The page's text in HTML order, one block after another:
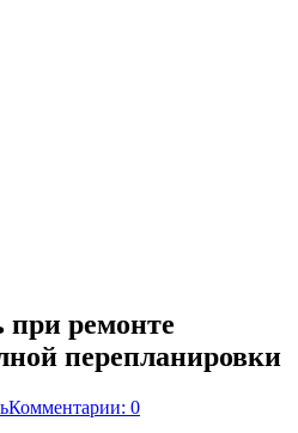
при ремонте
перепланировки
Комментарии: 0